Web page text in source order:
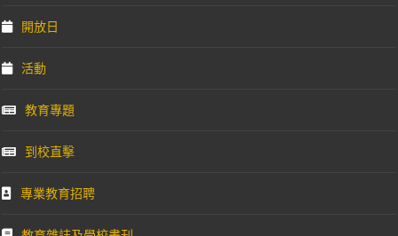
開放日
活動
教育專題
到校直擊
專業教育招聘